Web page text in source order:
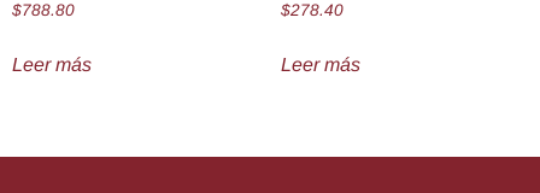
$788.80
Leer más
$278.40
Leer más